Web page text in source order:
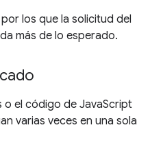
los que la solicitud del
más de lo esperado.
o el código de JavaScript
varias veces en una sola